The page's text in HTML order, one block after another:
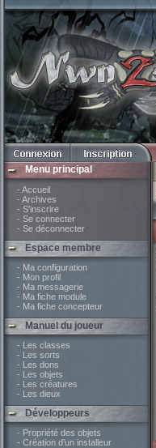
Menu principal
- Accueil
- Archives
- S'inscrire
- Se connecter
- Se déconnecter
Espace membre
- Ma configuration
- Mon profil
- Ma messagerie
- Ma fiche module
- Ma fiche concepteur
Manuel du joueur
- Les classes
- Les sorts
- Les dons
- Les objets
- Les créatures
- Les dieux
Développeurs
- Propriété des objets
- Création d'un installeur